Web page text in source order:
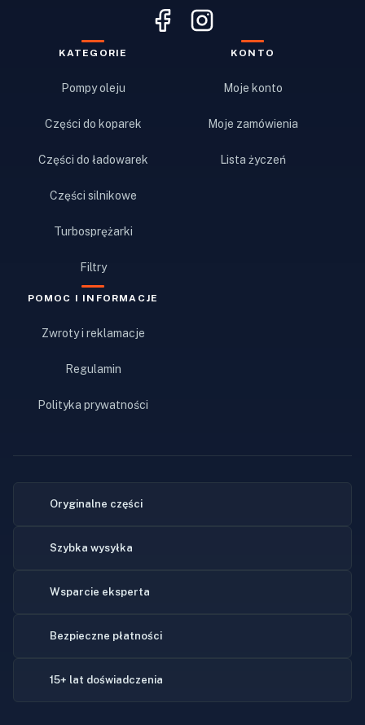
KATEGORIE
Pompy oleju
Części do koparek
Części do ładowarek
Części silnikowe
Turbosprężarki
Filtry
KONTO
Moje konto
Moje zamówienia
Lista życzeń
POMOC I INFORMACJE
Zwroty i reklamacje
Regulamin
Polityka prywatności
Oryginalne części
Szybka wysyłka
Wsparcie eksperta
Bezpieczne płatności
15+ lat doświadczenia